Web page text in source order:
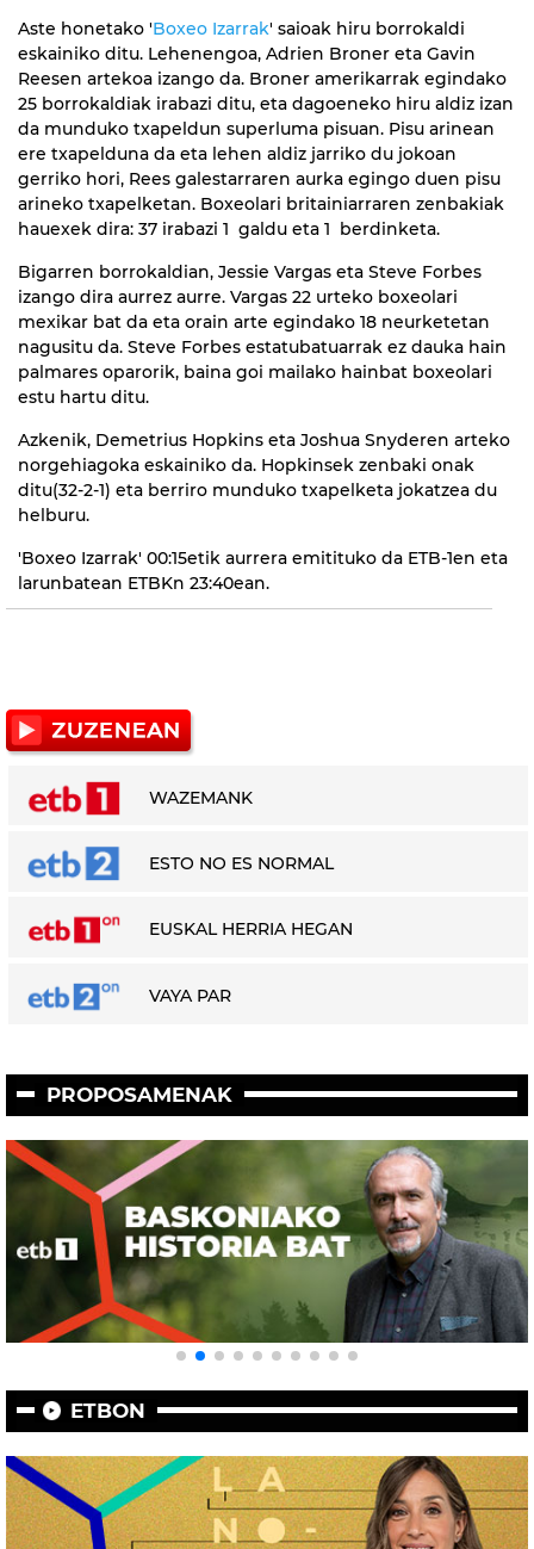
Aste honetako 'Boxeo Izarrak' saioak hiru borrokaldi
eskainiko ditu. Lehenengoa, Adrien Broner eta Gavin
Reesen artekoa izango da. Broner amerikarrak egindako
25 borrokaldiak irabazi ditu, eta dagoeneko hiru aldiz izan
da munduko txapeldun superluma pisuan. Pisu arinean
ere txapelduna da eta lehen aldiz jarriko du jokoan
gerriko hori, Rees galestarraren aurka egingo duen pisu
arineko txapelketan. Boxeolari britainiarraren zenbakiak
hauexek dira: 37 irabazi 1 galdu eta 1 berdinketa.
Bigarren borrokaldian, Jessie Vargas eta Steve Forbes
izango dira aurrez aurre. Vargas 22 urteko boxeolari
mexikar bat da eta orain arte egindako 18 neurketetan
nagusitu da. Steve Forbes estatubatuarrak ez dauka hain
palmares oparorik, baina goi mailako hainbat boxeolari
estu hartu ditu.
Azkenik, Demetrius Hopkins eta Joshua Snyderen arteko
norgehiagoka eskainiko da. Hopkinsek zenbaki onak
ditu(32-2-1) eta berriro munduko txapelketa jokatzea du
helburu.
'Boxeo Izarrak' 00:15etik aurrera emitituko da ETB-1en eta
larunbatean ETBKn 23:40ean.
WAZEMANK
ESTO NO ES NORMAL
EUSKAL HERRIA HEGAN
VAYA PAR
PROPOSAMENAK
ETBON